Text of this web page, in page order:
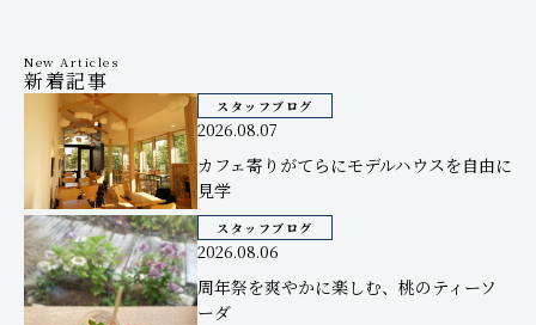
New Articles
新着記事
スタッフブログ
2026.08.07
カフェ寄りがてらにモデルハウスを自由に
見学
スタッフブログ
2026.08.06
周年祭を爽やかに楽しむ、桃のティーソ
ーダ